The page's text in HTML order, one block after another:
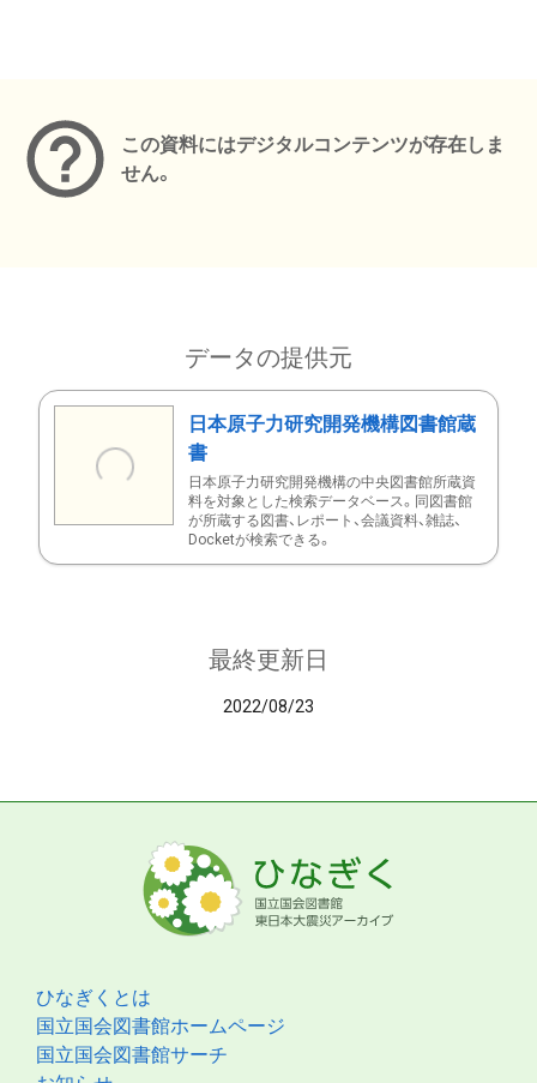
この資料にはデジタルコンテンツが存在しま
せん。
データの提供元
日本原子力研究開発機構図書館蔵
書
日本原子力研究開発機構の中央図書館所蔵資
料を対象とした検索データベース。同図書館
が所蔵する図書、レポート、会議資料、雑誌、
Docketが検索できる。
最終更新日
2022/08/23
ひなぎくとは
国立国会図書館ホームページ
国立国会図書館サーチ